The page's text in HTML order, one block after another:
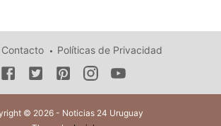
Contacto Políticas de Privacidad
© 2026 - Noticias 24 Uruguay